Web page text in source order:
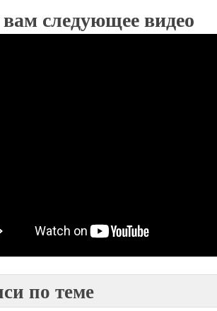
следующее видео
по теме